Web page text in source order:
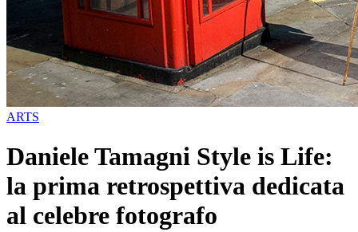
ARTS
Daniele Tamagni Style is Life:
la prima retrospettiva dedicata
al celebre fotografo